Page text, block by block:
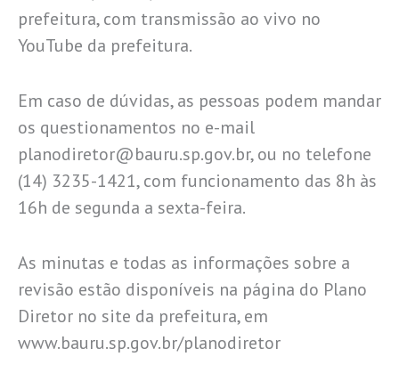
prefeitura, com transmissão ao vivo no
YouTube da prefeitura.
Em caso de dúvidas, as pessoas podem mandar
os questionamentos no e-mail
planodiretor@bauru.sp.gov.br, ou no telefone
(14) 3235-1421, com funcionamento das 8h às
16h de segunda a sexta-feira.
As minutas e todas as informações sobre a
revisão estão disponíveis na página do Plano
Diretor no site da prefeitura, em
www.bauru.sp.gov.br/planodiretor